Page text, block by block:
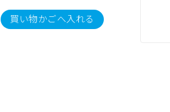
買い物かごへ入れる